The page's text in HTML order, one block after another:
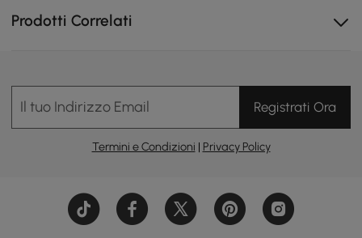
Prodotti Correlati
Il tuo Indirizzo Email Registrati Ora
Termini e Condizioni | Privacy Policy